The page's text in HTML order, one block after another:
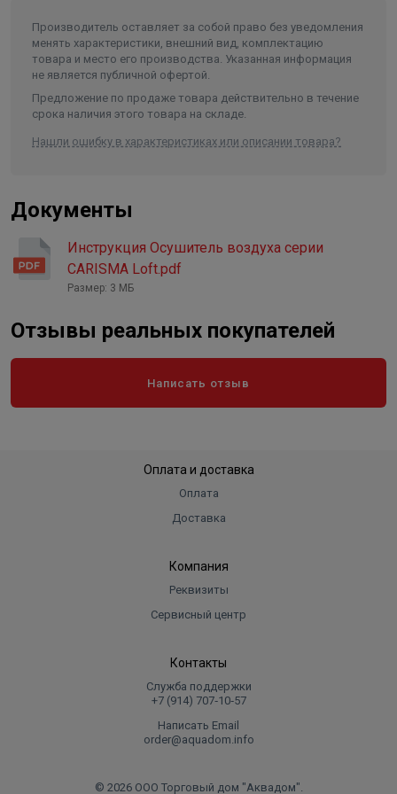
помещениях, а I класс электрозащиты гарантирует
безопасную эксплуатацию в домашних условиях.
Royal Clima RD-CR16-E прекрасно справится с
устранением избыточной влажности в спальнях,
гостиных, офисах и небольших хозяйственных
помещениях. Особо полезен в квартирах с повышенной
Производитель оставляет за собой право без уведомления
менять характеристики, внешний вид, комплектацию
товара и место его производства. Указанная информация
не является публичной офертой.
Предложение по продаже товара действительно в течение
срока наличия этого товара на складе.
Нашли ошибку в характеристиках или описании товара?
Документы
Инструкция Осушитель воздуха серии
CARISMA Loft.pdf
Размер: 3 МБ
Отзывы реальных покупателей
Написать отзыв
Оплата и доставка
Оплата
Доставка
Компания
Реквизиты
Сервисный центр
Контакты
Служба поддержки
+7 (914) 707‑10‑57
Написать Email
order@aquadom.info
© 2026 ООО Торговый дом "Аквадом".